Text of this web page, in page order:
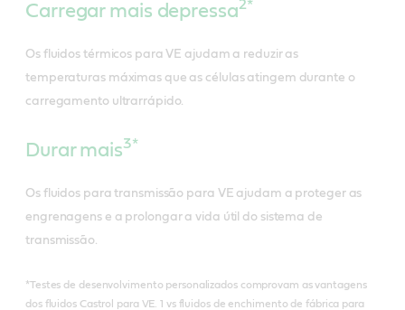
Carregar mais depressa2*
Os fluidos térmicos para VE ajudam a reduzir as
temperaturas máximas que as células atingem durante o
carregamento ultrarrápido.
Durar mais3*
Os fluidos para transmissão para VE ajudam a proteger as
engrenagens e a prolongar a vida útil do sistema de
transmissão.
*Testes de desenvolvimento personalizados comprovam as vantagens
dos fluidos Castrol para VE. 1 vs fluidos de enchimento de fábrica para